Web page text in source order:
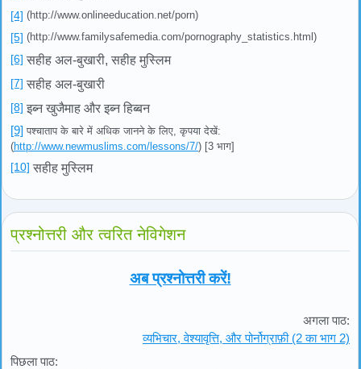
[4] (http://www.onlineeducation.net/porn)
[5] (http://www.familysafemedia.com/pornography_statistics.html)
[6] सहीह अल-बुखारी, सहीह मुस्लिम
[7] सहीह अल-बुखारी
[8] इब्न खुजैमाह और इब्न हिब्बन
[9] पश्चाताप के बारे में अधिक जानने के लिए, कृपया देखें:
(http://www.newmuslims.com/lessons/7/) [3 भाग]
[10] सहीह मुस्लिम
प्रश्नोत्तरी और त्वरित नेविगेशन
अब प्रश्नोत्तरी करें!
पिछला पाठ:
अगला पाठ:
व्यभिचार, वेश्यावृत्ति, और पोर्नोग्राफ़ी (2 का भाग 2)